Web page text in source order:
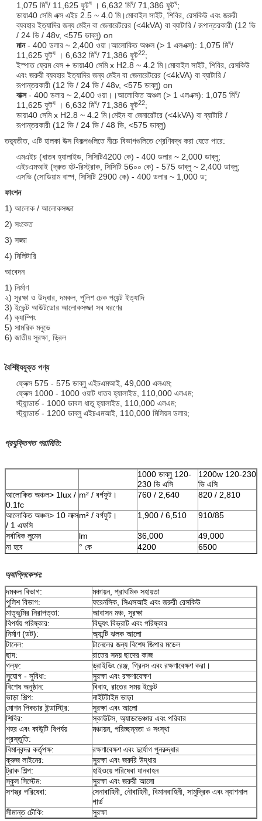
1,075 মিঘ/ 11,625 ফুটঘ । 6,632 মিঘ/ 71,386 ফুটঘ;
ডায়া40 সেমি এক্স এইচ 2.5 ~ 4.0 মি।মোবাইল সাইট, শিবির, রেসকিউ এবং জরুরী
ব্যবহার ইত্যাদির জন্য মেইন বা জেনারেটরের (<4kVA) বা ব্যাটারি / রূপান্তরকারী (12 ভি
/ 24 ভি / 48v, <575 ডাব্লু) on
মান- 400 ডলার ~ 2,400 ওয়া।আলোকিত অঞ্চল (> 1 এলএক্স): 1,075 মিঘ/
11,625 ফুটঘ । 6,632 মিঘ/ 71,386 ফুট22;
ইস্পাত ফ্রেম বেস + ডায়া40 সেমি x H2.8 ~ 4.2 মি।মোবাইল সাইট, শিবির, রেসকিউ
এবং জরুরী ব্যবহার ইত্যাদির জন্য মেইন বা জেনারেটরের (<4kVA) বা ব্যাটারি /
রূপান্তরকারী (12 ভি / 24 ভি / 48v, <575 ডাব্লু) on
বাক্স- 400 ডলার ~ 2,400 ওয়া।।আলোকিত অঞ্চল (> 1 এলএক্স): 1,075 মিঘ/
11,625 ফুটঘ । 6,632 মিঘ/ 71,386 ফুট22;
ডায়া40 সেমি x H2.8 ~ 4.2 মি।মেইন বা জেনারেটরে (<4kVA) বা ব্যাটারি /
রূপান্তরকারী (12 ভি / 24 ভি / 48 ভি, <575 ডাব্লু)
তদ্ব্যতীত, এটি হালকা উত্স বিকল্পগুলিতে নীচে বিভাগগুলিতে শ্রেণিবদ্ধ করা যেতে পারে:
এমএইচ (ধাতব হ্যালাইড, সিসিটি4200 কে) - 400 ডলার ~ 2,000 ডাব্লু;
এইচএমআই (দ্রুত হট-রিস্ট্রাক, সিসিটি 56০০ কে) - 575 ডাব্লু ~ 2,400 ডাব্লু;
এসভি (সোডিয়াম বাষ্প, সিসিটি 2900 কে) - 400 ডলার ~ 1,000 ড;
ফাংশন
1) আলোক / আলোকসজ্জা
2) সংকেত
3) সজ্জা
4) মিলিটারি
আবেদন
1) নির্মাণ
২) সুরক্ষা ও উদ্ধার, দমকল, পুলিশ চেক পয়েন্ট ইত্যাদি
3) ইভেন্ট আউটডোর আলোকসজ্জা সব ধরণের
4) ক্যাম্পিং
5) সামরিক মনুভে
6) জাতীয় সুরক্ষা, ড্রিল
বৈশিষ্ট্যযুক্ত পণ্য
ফ্লেক্স 575 - 575 ডাব্লু এইচএমআই, 49,000 এলএম;
ফ্লেক্স 1000 - 1000 ওয়াট ধাতব হ্যালাইড, 110,000 এলএম;
স্ট্যান্ডার্ড - 1000 ডাবল ধাতু হ্যালাইড, 110,000 এলএম;
স্ট্যান্ডার্ড - 1200 ডাব্লু এইচএমআই, 110,000 মিলিয়ন ডলার;
প্রযুক্তিগত পরামিতি:
1000 ডাব্লু 120-
230 ভি এসি
1200w 120-230
ভি এসি
আলোকিত অঞ্চল> 1lux /
0.1fc
m² / বর্গফুট। 760 / 2,640 820 / 2,810
আলোকিত অঞ্চল> 10 লাক্স
/ 1 এফসি
m² / বর্গফুট। 1,900 / 6,510 910/85
সর্বাধিক লুমেন lm 36,000
49,000
না হবে
° কে 4200 6500
অ্যাপ্লিকেশন:
দমকল বিভাগ:
মঞ্চায়ন, প্রাথমিক সহায়তা
পুলিশ বিভাগ:
ফরেনসিক, সিএসআই এবং জরুরী রেসকিউ
মাতৃভুমির নিরাপত্তা:
আবাসন মঞ্চ, সুরক্ষা
বিপর্যয় পরিষ্কার:
বিদ্যুৎ বিভ্রাট এবং পরিষ্কার
নির্মাণ (ডট):
অ্যান্টি ঝলক আলো
টানেল:
টানেলের জন্য বিশেষ জিপার মডেল
ছাদ:
রাতের সময় ছাদের কাজ
গল্ফ:
ড্রাইভিং রেঞ্জ, গ্রিনস এবং রক্ষণাবেক্ষণ করা।
সু্যোগ - সুবিধা:
সুরক্ষা এবং রক্ষণাবেক্ষণ
বিশেষ অনুষ্ঠান:
বিবাহ, রাতের সময় ইভেন্ট
ভাড়া শিল্প:
নাইটটাইম ভাড়া
মোশন পিকচার ইন্ডাস্ট্রি:
সুরক্ষা এবং আলো
শিবির:
স্কাউটস, অ্যাডভেঞ্চার এবং পরিবার
শহর এবং কাউন্টি বিপর্যয়
প্রস্তুতি:
মঞ্চায়ন, পরিচ্ছন্নতা ও সংস্থা
বিমানবন্দর কর্তৃপক্ষ:
রক্ষণাবেক্ষণ এবং দুর্যোগ পুনরুদ্ধার
ক্রুজ লাইনের:
সুরক্ষা এবং জরুরি উদ্ধার
ট্রাক শিল্প:
হাইওয়ে পরিষেবা যানবাহন
স্কুল সিস্টেম:
সুরক্ষা এবং জরুরী আলো
সশস্ত্র পরিষেবা:
সেনাবাহিনী, নৌবাহিনী, বিমানবাহিনী, সামুদ্রিক এবং ন্যাশনাল
গার্ড
সীমান্ত চৌকি:
সুরক্ষা